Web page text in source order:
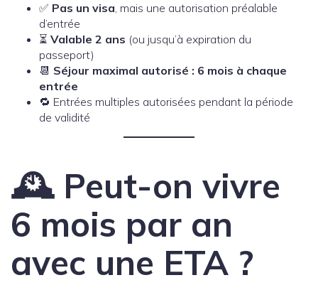
✅ Pas un visa, mais une autorisation préalable
d’entrée
⏳ Valable 2 ans (ou jusqu’à expiration du
passeport)
📆 Séjour maximal autorisé : 6 mois à chaque
entrée
🔁 Entrées multiples autorisées pendant la période
de validité
🕰️ Peut-on vivre
6 mois par an
avec une ETA ?